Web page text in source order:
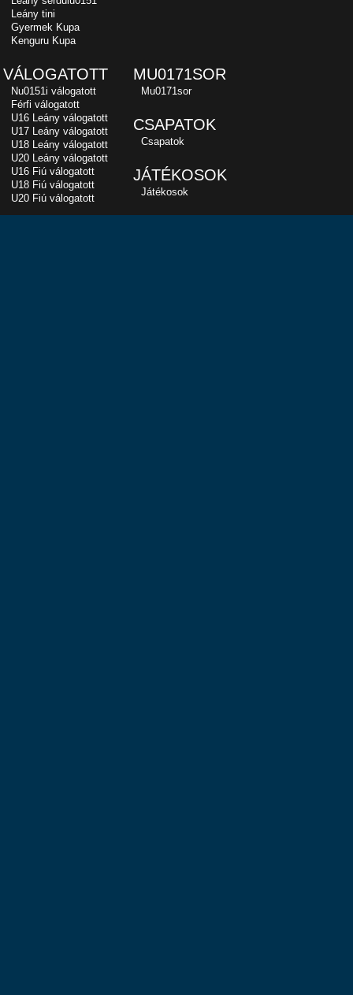
Leány tini
Gyermek Kupa
Kenguru Kupa
VÁLOGATOTT
Nu0151i válogatott
Férfi válogatott
U16 Leány válogatott
U17 Leány válogatott
U18 Leány válogatott
U20 Leány válogatott
U16 Fiú válogatott
U18 Fiú válogatott
U20 Fiú válogatott
MU0171SOR
Mu0171sor
CSAPATOK
Csapatok
JÁTÉKOSOK
Játékosok